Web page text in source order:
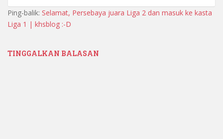
Ping-balik: Selamat, Persebaya juara Liga 2 dan masuk ke kasta
Liga 1 | khsblog :-D
TINGGALKAN BALASAN